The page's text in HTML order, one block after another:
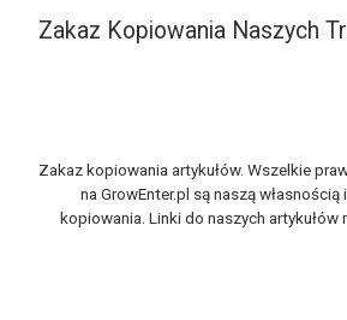
Zakaz Kopiowania Naszych
Zakaz kopiowania artykułów. Wszelkie
na GrowEnter.pl są naszą własnością
kopiowania. Linki do naszych artykułów